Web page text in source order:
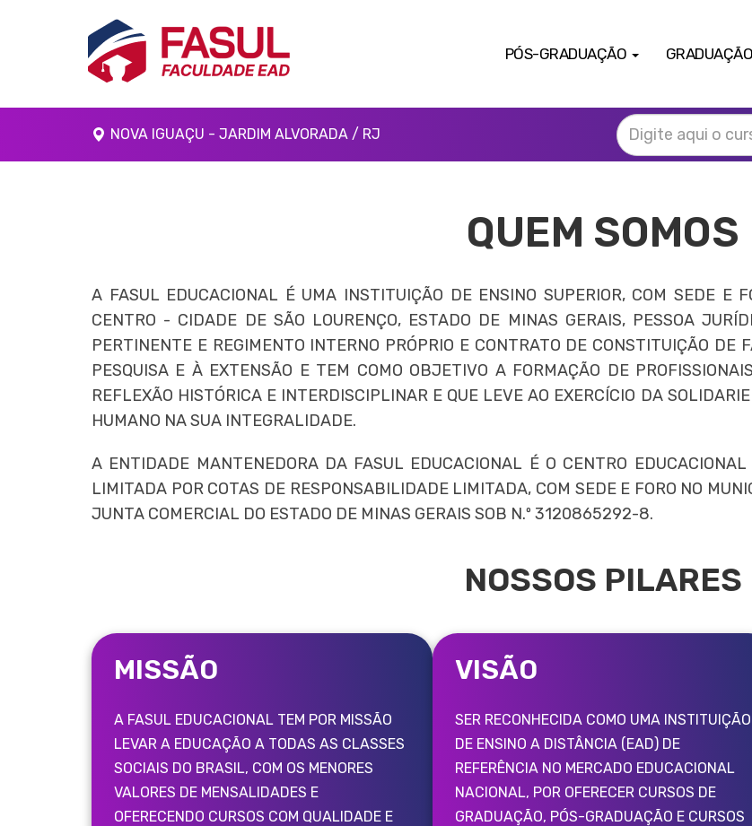
PÓS-GRADUAÇÃO GRADUAÇÃO
NOVA IGUAÇU - JARDIM ALVORADA / RJ
QUEM SOMOS
A FASUL EDUCACIONAL É UMA INSTITUIÇÃO DE ENSINO SUPERIOR, COM SEDE E
CENTRO - CIDADE DE SÃO LOURENÇO, ESTADO DE MINAS GERAIS, PESSOA
PERTINENTE E REGIMENTO INTERNO PRÓPRIO E CONTRATO DE CONSTITUIÇÃO DE
PESQUISA E À EXTENSÃO E TEM COMO OBJETIVO A FORMAÇÃO DE
REFLEXÃO HISTÓRICA E INTERDISCIPLINAR E QUE LEVE AO EXERCÍCIO DA
HUMANO NA SUA INTEGRALIDADE.
A ENTIDADE MANTENEDORA DA FASUL EDUCACIONAL É O CENTRO
LIMITADA POR COTAS DE RESPONSABILIDADE LIMITADA, COM SEDE E FORO NO
JUNTA COMERCIAL DO ESTADO DE MINAS GERAIS SOB N.º 3120865292-8.
NOSSOS PILARES
MISSÃO
A FASUL EDUCACIONAL TEM POR MISSÃO
LEVAR A EDUCAÇÃO A TODAS AS CLASSES
SOCIAIS DO BRASIL, COM OS MENORES
VALORES DE MENSALIDADES E
OFERECENDO CURSOS COM QUALIDADE E
VISÃO
SER RECONHECIDA COMO UMA INSTITUIÇÃO
DE ENSINO A DISTÂNCIA (EAD) DE
REFERÊNCIA NO MERCADO EDUCACIONAL
NACIONAL, POR OFERECER CURSOS DE
GRADUAÇÃO, PÓS-GRADUAÇÃO E CURSOS